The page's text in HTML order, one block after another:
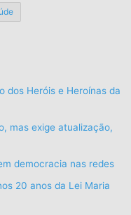
dos Heróis e Heroínas da
mas exige atualização,
democracia nas redes
20 anos da Lei Maria